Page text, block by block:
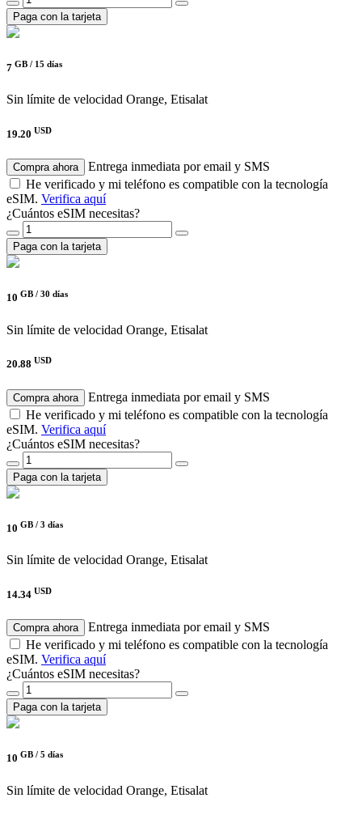
Paga con la tarjeta
7 GB / 15 días
Sin límite de velocidad Orange, Etisalat
19.20 USD
Compra ahora
Entrega inmediata por email y SMS
He verificado y mi teléfono es compatible con la tecnología
eSIM. Verifica aquí
¿Cuántos eSIM necesitas?
Paga con la tarjeta
10 GB / 30 días
Sin límite de velocidad Orange, Etisalat
20.88 USD
Compra ahora
Entrega inmediata por email y SMS
He verificado y mi teléfono es compatible con la tecnología
eSIM. Verifica aquí
¿Cuántos eSIM necesitas?
Paga con la tarjeta
10 GB / 3 días
Sin límite de velocidad Orange, Etisalat
14.34 USD
Compra ahora
Entrega inmediata por email y SMS
He verificado y mi teléfono es compatible con la tecnología
eSIM. Verifica aquí
¿Cuántos eSIM necesitas?
Paga con la tarjeta
10 GB / 5 días
Sin límite de velocidad Orange, Etisalat